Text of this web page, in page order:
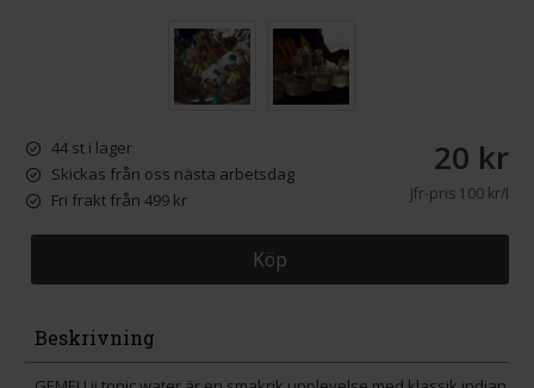
44 st i lager
Skickas från oss nästa arbetsdag
Fri frakt från 499 kr
20 kr
Jfr-pris100 kr/l
Köp
Beskrivning